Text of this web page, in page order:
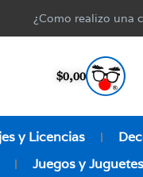
¿Como realizo una
$0,00
y Licencias
Juegos y Juguetes